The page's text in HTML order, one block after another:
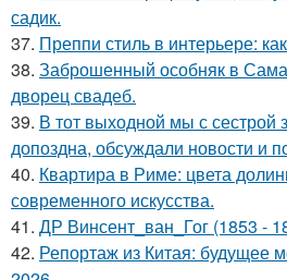
садик.
37. Преппи стиль в интерьере:
38. Заброшенный особняк в
дворец свадеб.
39. В тот выходной мы с сестрой
допоздна, обсуждали новости и
40. Квартира в Риме: цвета
современного искусства.
41. ДР Винсент_ван_Гог (1853 -
42. Репортаж из Китая: будущее